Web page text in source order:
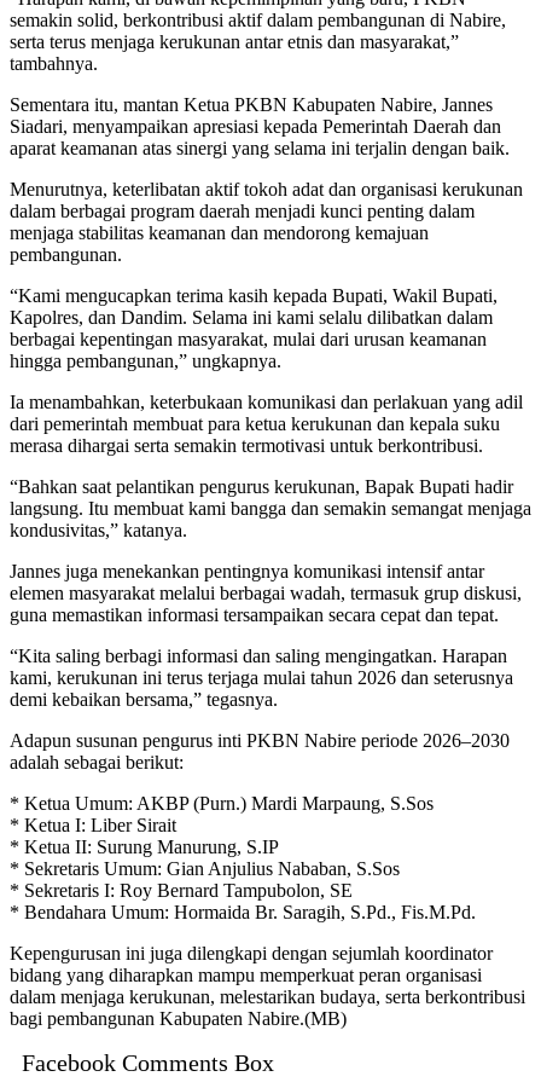
semakin solid, berkontribusi aktif dalam pembangunan di Nabire,
serta terus menjaga kerukunan antar etnis dan masyarakat,”
tambahnya.
Sementara itu, mantan Ketua PKBN Kabupaten Nabire, Jannes
Siadari, menyampaikan apresiasi kepada Pemerintah Daerah dan
aparat keamanan atas sinergi yang selama ini terjalin dengan baik.
Menurutnya, keterlibatan aktif tokoh adat dan organisasi kerukunan
dalam berbagai program daerah menjadi kunci penting dalam
menjaga stabilitas keamanan dan mendorong kemajuan
pembangunan.
“Kami mengucapkan terima kasih kepada Bupati, Wakil Bupati,
Kapolres, dan Dandim. Selama ini kami selalu dilibatkan dalam
berbagai kepentingan masyarakat, mulai dari urusan keamanan
hingga pembangunan,” ungkapnya.
Ia menambahkan, keterbukaan komunikasi dan perlakuan yang adil
dari pemerintah membuat para ketua kerukunan dan kepala suku
merasa dihargai serta semakin termotivasi untuk berkontribusi.
“Bahkan saat pelantikan pengurus kerukunan, Bapak Bupati hadir
langsung. Itu membuat kami bangga dan semakin semangat menjaga
kondusivitas,” katanya.
Jannes juga menekankan pentingnya komunikasi intensif antar
elemen masyarakat melalui berbagai wadah, termasuk grup diskusi,
guna memastikan informasi tersampaikan secara cepat dan tepat.
“Kita saling berbagi informasi dan saling mengingatkan. Harapan
kami, kerukunan ini terus terjaga mulai tahun 2026 dan seterusnya
demi kebaikan bersama,” tegasnya.
Adapun susunan pengurus inti PKBN Nabire periode 2026–2030
adalah sebagai berikut:
* Ketua Umum: AKBP (Purn.) Mardi Marpaung, S.Sos
* Ketua I: Liber Sirait
* Ketua II: Surung Manurung, S.IP
* Sekretaris Umum: Gian Anjulius Nababan, S.Sos
* Sekretaris I: Roy Bernard Tampubolon, SE
* Bendahara Umum: Hormaida Br. Saragih, S.Pd., Fis.M.Pd.
Kepengurusan ini juga dilengkapi dengan sejumlah koordinator
bidang yang diharapkan mampu memperkuat peran organisasi
dalam menjaga kerukunan, melestarikan budaya, serta berkontribusi
bagi pembangunan Kabupaten Nabire.(MB)
Facebook Comments Box